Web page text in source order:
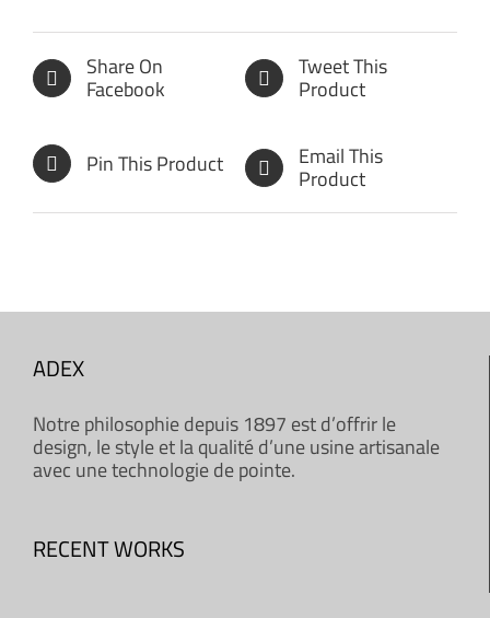
Share On
Facebook
Tweet This
Product
Pin This Product Email This
Product
ADEX
Notre philosophie depuis 1897 est d’offrir le
design, le style et la qualité d’une usine artisanale
avec une technologie de pointe.
RECENT WORKS